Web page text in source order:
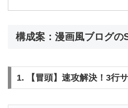
構成案：漫画風ブログの
1. 【冒頭】速攻解決！3行